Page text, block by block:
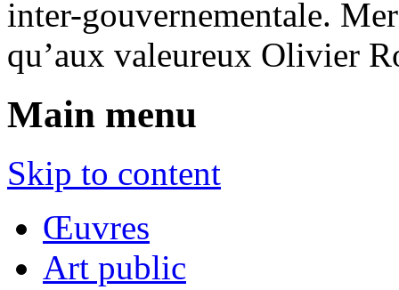
inter-gouvernementale.
qu’aux valeureux Olivier
Main menu
Skip to content
Œuvres
Art public